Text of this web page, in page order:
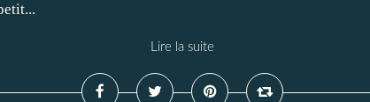
Lire la suite